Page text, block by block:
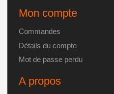
Mon compte
Commandes
Détails du compte
Mot de passe perdu
A propos